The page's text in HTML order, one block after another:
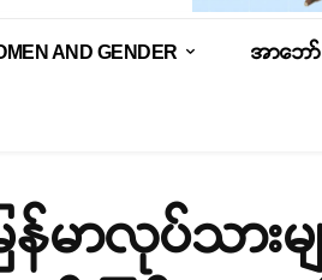
AND GENDER အာဘော်
မာလုပ်သားမျ